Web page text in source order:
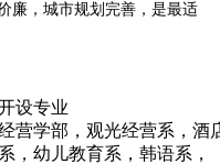
廉，城市规划完善，是最适
设专业
营学部，观光经营系，酒
系，幼儿教育系，韩语系，